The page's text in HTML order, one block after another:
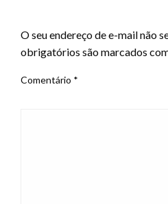
O seu endereço de e-mail não
obrigatórios são marcados
Comentário *